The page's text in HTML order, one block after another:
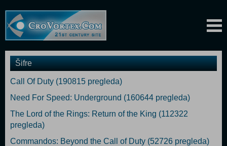
Šifre
Call Of Duty (190815 pregleda)
Need For Speed: Underground (160644 pregleda)
The Lord of the Rings: Return of the King (112322
pregleda)
Commandos: Beyond the Call of Duty (52726 pregleda)